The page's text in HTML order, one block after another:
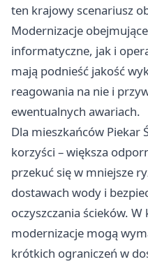
ten krajowy scenariusz
Modernizacje
informatyczne, jak i
mają podnieść jakość
reagowania na nie i
ewentualnych awariach.
Dla mieszkańców Piekar
korzyści – większa
przekuć się w mniejsze
dostawach wody i
oczyszczania ścieków.
modernizacje mogą
krótkich ograniczeń w